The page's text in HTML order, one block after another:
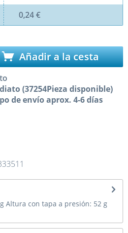
0,24 €
Añadir a la cesta
(37254Pieza disponible)
de envío aprox. 4-6 días
Altura con tapa a presión: 52 g